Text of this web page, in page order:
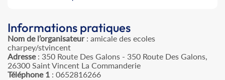
Informations pratiques
Nom de l’organisateur: amicale des ecoles
charpey/stvincent
Adresse: 350 Route Des Galons - 350 Route Des Galons,
26300 Saint Vincent La Commanderie
Téléphone 1 : 0652816266